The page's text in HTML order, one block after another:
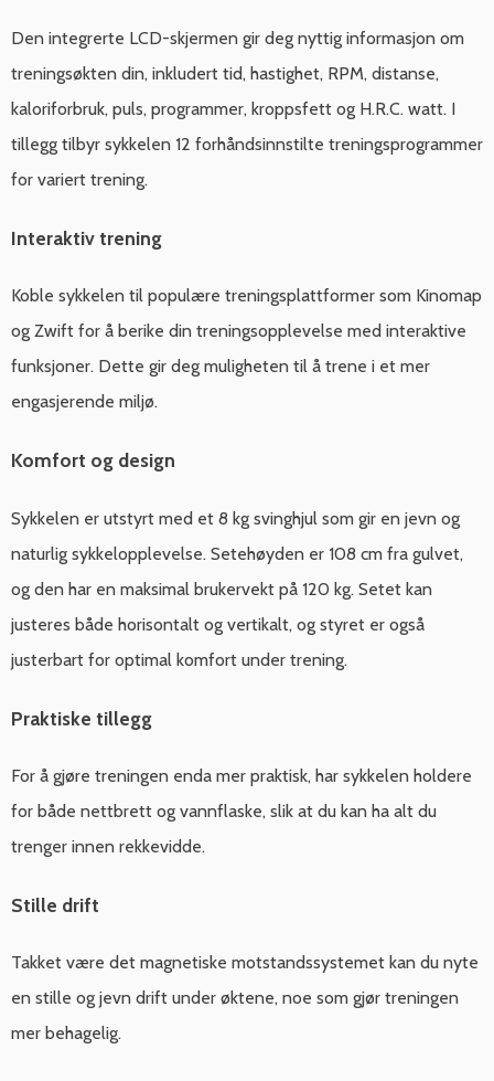
Den integrerte LCD-skjermen gir deg nyttig informasjon om
treningsøkten din, inkludert tid, hastighet, RPM, distanse,
kaloriforbruk, puls, programmer, kroppsfett og H.R.C. watt. I
tillegg tilbyr sykkelen 12 forhåndsinnstilte treningsprogrammer
for variert trening.
Interaktiv trening
Koble sykkelen til populære treningsplattformer som Kinomap
og Zwift for å berike din treningsopplevelse med interaktive
funksjoner. Dette gir deg muligheten til å trene i et mer
engasjerende miljø.
Komfort og design
Sykkelen er utstyrt med et 8 kg svinghjul som gir en jevn og
naturlig sykkelopplevelse. Setehøyden er 108 cm fra gulvet,
og den har en maksimal brukervekt på 120 kg. Setet kan
justeres både horisontalt og vertikalt, og styret er også
justerbart for optimal komfort under trening.
Praktiske tillegg
For å gjøre treningen enda mer praktisk, har sykkelen holdere
for både nettbrett og vannflaske, slik at du kan ha alt du
trenger innen rekkevidde.
Stille drift
Takket være det magnetiske motstandssystemet kan du nyte
en stille og jevn drift under øktene, noe som gjør treningen
mer behagelig.